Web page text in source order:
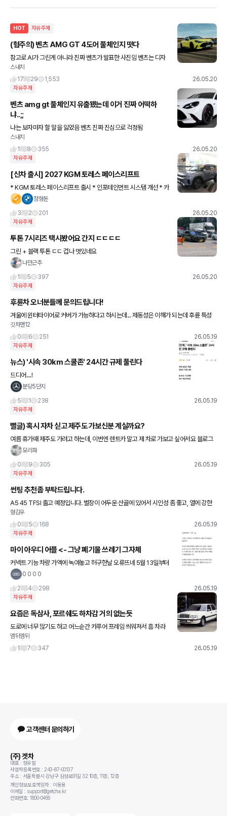
HOT 자유주제
(혐주의) 벤츠 AMG GT 4도어 풀체인지 떳다
참고로 AI가 그린게 아니라 진짜 벤츠가 발표한 사진임 벤츠는 디자
이너 싹 갈아 엎어야 할 듯 이걸 디자인이라고;;
스내치
17
29 1,553 26.05.20
자유주제
벤츠 amg gt 풀체인지 유출됐는데 이거 진짜 어떡하
냐..;;
나는 보자마자 할 말을 잃었음 벤츠 진짜 진심으로 걱정됨
스내치
1
8 355 26.05.20
자유주제
[신차 출시] 2027 KGM 토레스 페이스리프트
* KGM 토레스 페이스리프트 출시 * 인포테인먼트 시스템 개선 * 카
플레이 & 안드오토 유선 -> 무선 * 외관 디자인 디테일 수정 * 변속
정형돈
3
2 201 26.05.20
자유주제
투톤 7시리즈 택시봤어요 간지 ㄷㄷㄷㄷ
그린 + 블랙 투톤 ㄷㄷ 겁나 멋있네요
나만근추
1
5 397 26.05.20
자유주제
후륜차 오너분들께 문의드립니다!
겨울에 윈터타이어로 커버가 가능하다고 하시는데... 제동성은 이해가 되는데 후륜 특성
상 언덕길은 어렵지 않을까 하는데 괜찮으신가요..? 예산 한도로 인해 5시리즈 사륜은 안
되지만 520i를 보고
깃차맨12
0
6 251 26.05.19
자유주제
뉴스) '시속 30km 스쿨존' 24시간 규제 풀린다
드디어....!
분당5단지
5
1 238 26.05.19
자유주제
뻘글) 혹시 자차 싣고 제주도 가보신분 계실까요?
여름 휴가때 제주도 가려고 하는데, 이번엔 렌트카 말고 제 차로 가보고 싶어서요 블로그
로 후기 찾아봤는데 엄청 두꺼운 노끈을 타이어에 꽉 묶던데 차에 데미지가 가지 않을까하
모리파
0
9 305 26.05.19
자유주제
썬팅 추천좀 부탁드립니다.
A5 45 TFSI 출고 예정입니다. 별장이 어두운 산골에 있어서 시인성 좀 좋고, 열에 강한
반사 필름으로 알아보고 있습니다. 딜러분은 글라스틴트 말씀하시던데 좋은 필름 있을까
요??
형김우
0
5 168 26.05.19
자유주제
마이 아우디 어플 <- 그냥 폐기물 쓰레기 그자체
커넥트 기능 차량 가액에 녹여놓고 허구한날 오류뜨네 5월 13일부터
오류 떴는데 아직도 이럼 ㅡㅡ 섭센터에 전화하니까 5월 28일에 다
0 0 0 0
2
4 298 26.05.19
자유주제
요즘은 독삼사, 포르쉐도 하차감 거의 없는듯
도로에 너무 많기도 하고 어느순간 카푸어 프레임 씌워져서 흠 차라
리 각그랜저나 갤로퍼, e바디 각진 BMW, 사이버 트럭이 하차감 더
있는거 같음
앰뒤엠뒤
1
7 347 26.05.19
고객센터 문의하기
(주) 겟차
대표 : 정유철
사업자등록번호 : 243-87-00137
주소 : 서울특별시 강남구 삼성로91길 32 10층, 11층, 12층
개인정보보호책임자 : 이동용
이메일 : support@getcha.kr
전화번호: 1800-0456